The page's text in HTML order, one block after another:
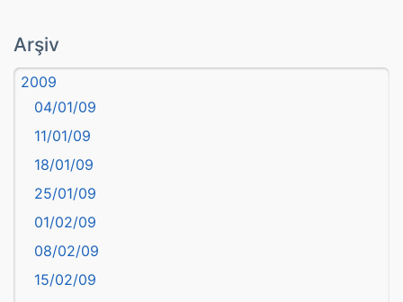
Aydın
Balıkesir
Bartın
başkentler
Batman
Bayburt
Bilecik
Bingöl
Bitlis
Arşiv
2009
04/01/09
11/01/09
18/01/09
25/01/09
01/02/09
08/02/09
15/02/09